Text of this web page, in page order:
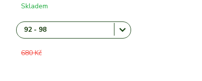
Skladem
680 Kč